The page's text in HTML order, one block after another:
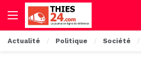
Actualité Politique Société